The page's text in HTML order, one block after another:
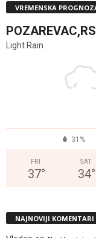
VREMENSKA
POZAREVAC,RS
Light Rain
31%
FRI
37°
SAT
34°
NAJNOVIJI KOMENTARI